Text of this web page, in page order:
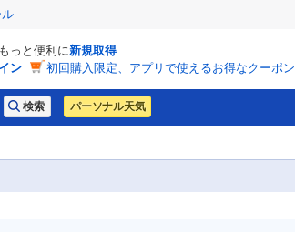
っと便利に新規取得
ン
初回購入限定、アプリで使えるお得なクーポン
パーソナル天気